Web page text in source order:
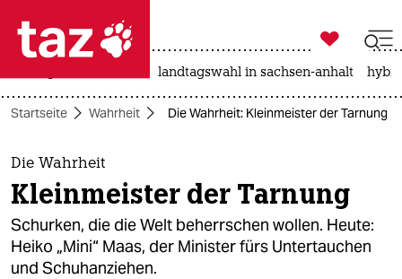
 taz zahl ich
taz zahl ich
themen
politik
öko

taz zahl ich
landtagswahl in sachsen-anhalt
Startseite Wahrheit Die Wahrheit: Kleinmeister der Tarnung
Die Wahrheit
Kleinmeister der Tarnung
Schurken, die die Welt beherrschen wollen. Heute:
Heiko „Mini“ Maas, der Minister fürs Untertauchen
und Schuhanziehen.